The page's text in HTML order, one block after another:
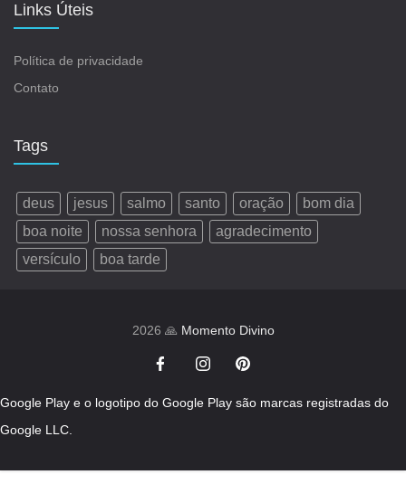
Links Úteis
Política de privacidade
Contato
Tags
deus jesus salmo santo oração
bom dia
boa noite
nossa senhora
agradecimento
versículo
boa tarde
2026 🙏 Momento Divino
Google Play e o logotipo do Google Play são marcas registradas do
Google LLC.